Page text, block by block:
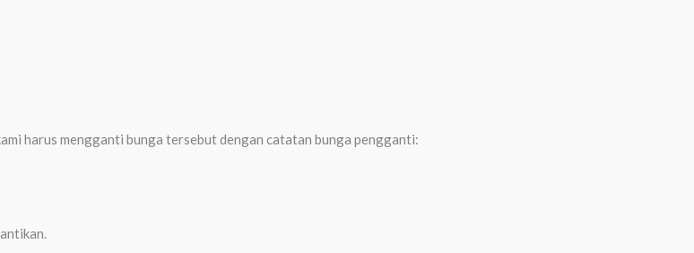
harus mengganti bunga tersebut dengan catatan bunga pengganti: